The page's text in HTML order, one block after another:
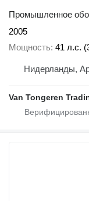
Промышленное
2005
Мощность 41 л.с.
Нидерланды,
Van Tongeren